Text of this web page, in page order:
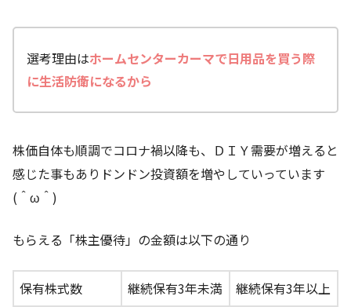
選考理由はホームセンターカーマで日用品を買う際
に生活防衛になるから
株価自体も順調でコロナ禍以降も、ＤＩＹ需要が増えると
感じた事もありドンドン投資額を増やしていっています
(＾ω＾)
もらえる「株主優待」の金額は以下の通り
保有株式数 継続保有3年未満 継続保有3年以上